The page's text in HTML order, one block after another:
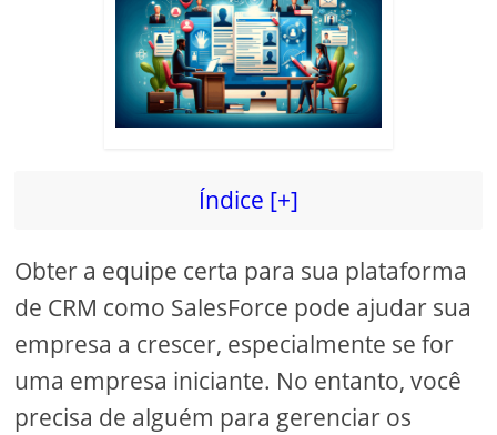
Índice [+]
Obter a equipe certa para sua plataforma
de CRM como SalesForce pode ajudar sua
empresa a crescer, especialmente se for
uma empresa iniciante. No entanto, você
precisa de alguém para gerenciar os